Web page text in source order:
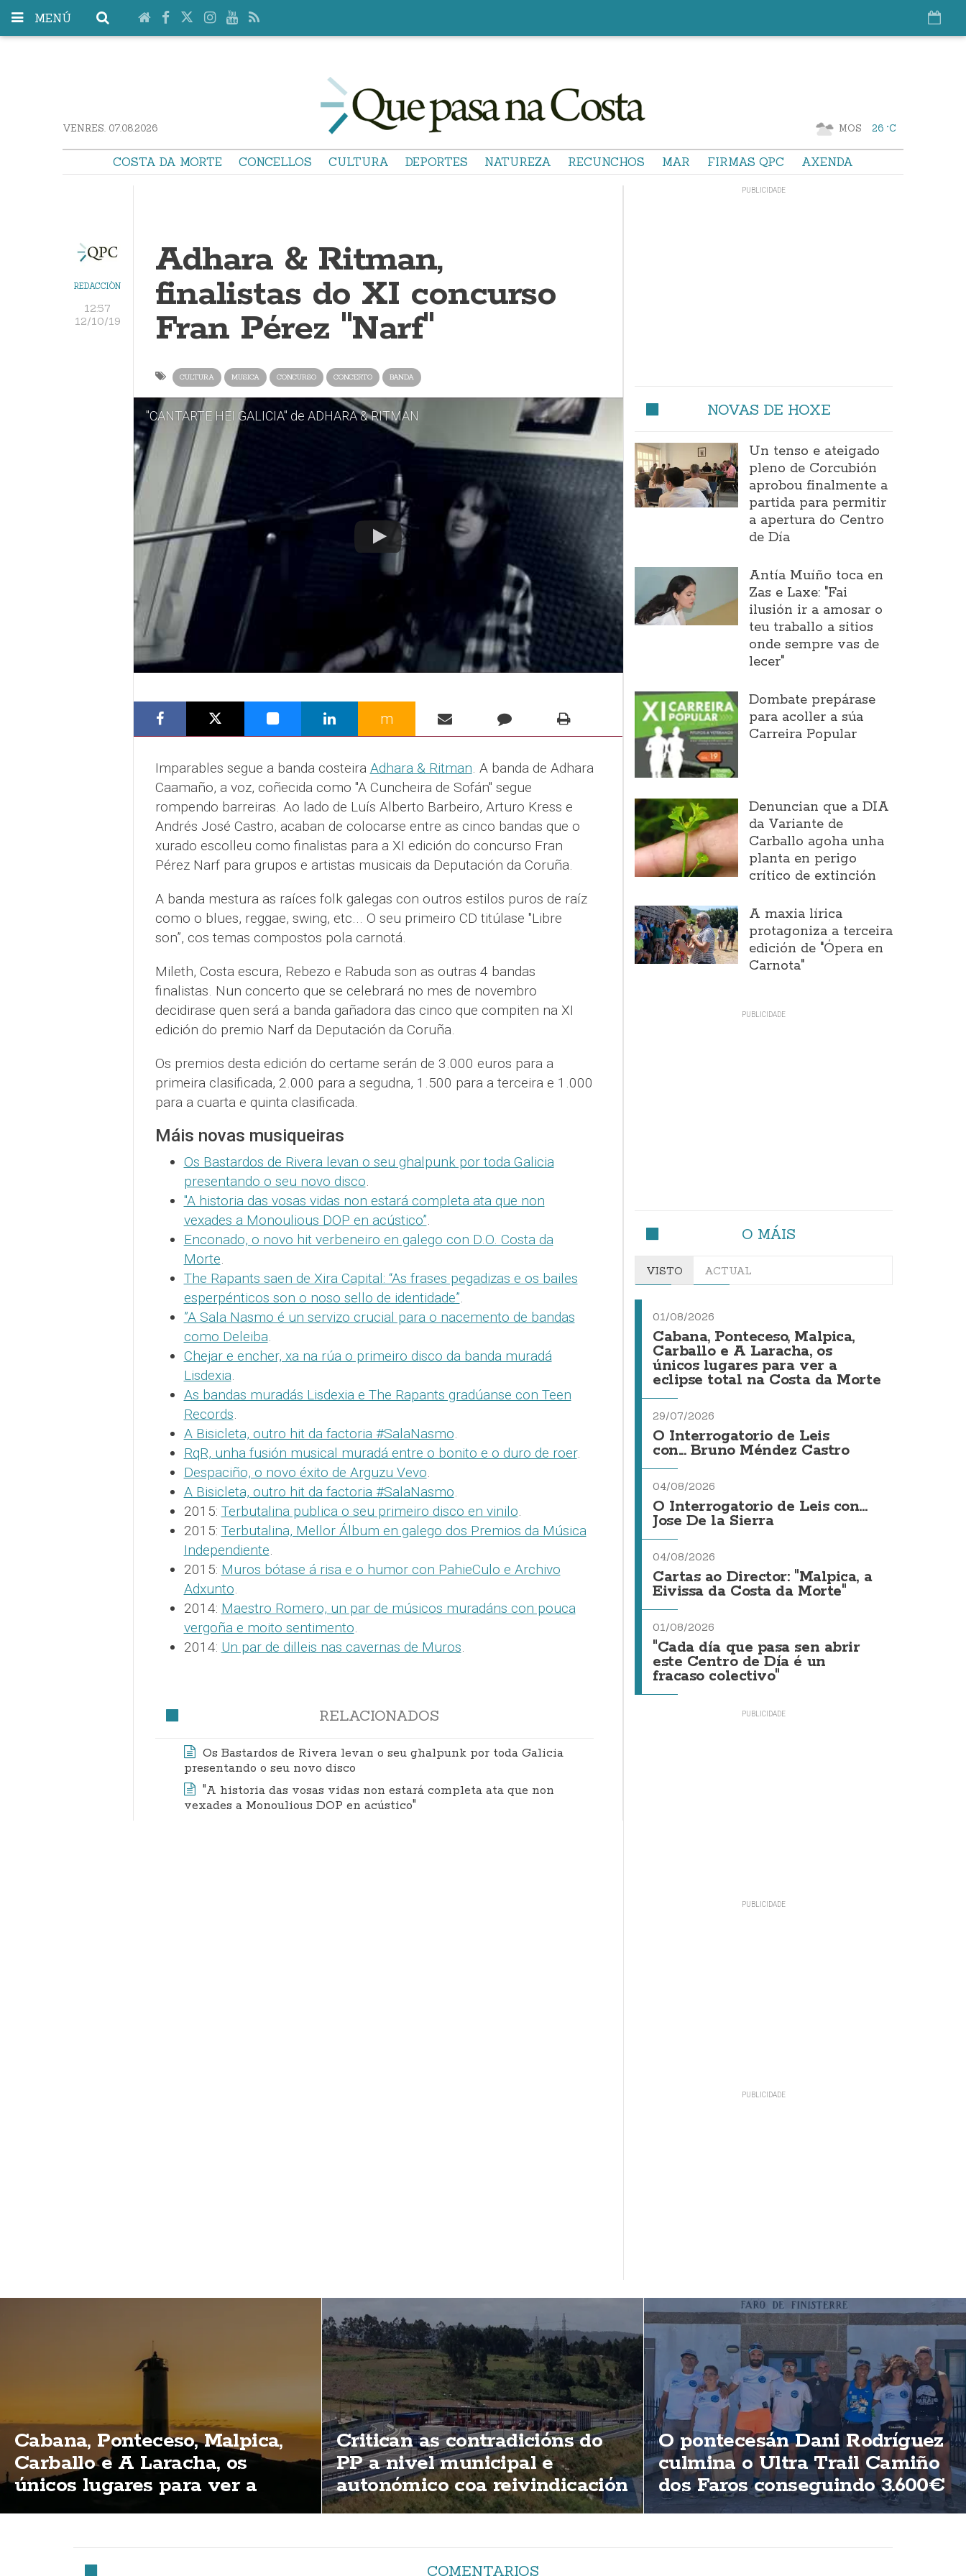
MENÚ
VENRES. 07.08.2026 MOS 26 °C
COSTA DA MORTE CONCELLOS CULTURA DEPORTES NATUREZA RECUNCHOS MAR FIRMAS QPC AXENDA
REDACCIÓN
12:57
12/10/19
Adhara & Ritman,
finalistas do XI concurso
Fran Pérez "Narf"
CULTURA MUSICA CONCURSO CONCERTO BANDA
"CANTARTE HEI GALICIA" de ADHARA & RITMAN
m
Imparables segue a banda costeira Adhara & Ritman. A banda de Adhara
Caamaño, a voz, coñecida como "A Cuncheira de Sofán" segue
rompendo barreiras. Ao lado de Luís Alberto Barbeiro, Arturo Kress e
Andrés José Castro, acaban de colocarse entre as cinco bandas que o
xurado escolleu como finalistas para a XI edición do concurso Fran
Pérez Narf para grupos e artistas musicais da Deputación da Coruña.
A banda mestura as raíces folk galegas con outros estilos puros de raíz
como o blues, reggae, swing, etc... O seu primeiro CD titúlase "Libre
son”, cos temas compostos pola carnotá.
Mileth, Costa escura, Rebezo e Rabuda son as outras 4 bandas
finalistas. Nun concerto que se celebrará no mes de novembro
decidirase quen será a banda gañadora das cinco que compiten na XI
edición do premio Narf da Deputación da Coruña.
Os premios desta edición do certame serán de 3.000 euros para a
primeira clasificada, 2.000 para a segudna, 1.500 para a terceira e 1.000
para a cuarta e quinta clasificada.
Máis novas musiqueiras
Os Bastardos de Rivera levan o seu ghalpunk por toda Galicia
presentando o seu novo disco.
"A historia das vosas vidas non estará completa ata que non
vexades a Monoulious DOP en acústico”.
Enconado, o novo hit verbeneiro en galego con D.O. Costa da
Morte.
The Rapants saen de Xira Capital: “As frases pegadizas e os bailes
esperpénticos son o noso sello de identidade”.
”A Sala Nasmo é un servizo crucial para o nacemento de bandas
como Deleiba.
Chejar e encher, xa na rúa o primeiro disco da banda muradá
Lisdexia.
As bandas muradás Lisdexia e The Rapants gradúanse con Teen
Records.
A Bisicleta, outro hit da factoria #SalaNasmo.
RqR, unha fusión musical muradá entre o bonito e o duro de roer.
Despaciño, o novo éxito de Arguzu Vevo.
A Bisicleta, outro hit da factoria #SalaNasmo.
2015: Terbutalina publica o seu primeiro disco en vinilo.
2015: Terbutalina, Mellor Álbum en galego dos Premios da Música
Independiente.
2015: Muros bótase á risa e o humor con PahieCulo e Archivo
Adxunto.
2014: Maestro Romero, un par de músicos muradáns con pouca
vergoña e moito sentimento.
2014: Un par de dilleis nas cavernas de Muros.
RELACIONADOS
Os Bastardos de Rivera levan o seu ghalpunk por toda Galicia
presentando o seu novo disco
"A historia das vosas vidas non estará completa ata que non
vexades a Monoulious DOP en acústico"
NOVAS DE HOXE
Un tenso e ateigado
pleno de Corcubión
aprobou finalmente a
partida para permitir
a apertura do Centro
de Día
Antía Muíño toca en
Zas e Laxe: "Fai
ilusión ir a amosar o
teu traballo a sitios
onde sempre vas de
lecer"
Dombate prepárase
para acoller a súa
Carreira Popular
Denuncian que a DIA
da Variante de
Carballo agoha unha
planta en perigo
crítico de extinción
A maxia lírica
protagoniza a terceira
edición de "Ópera en
Carnota"
O MÁIS
VISTO ACTUAL
01/08/2026
Cabana, Ponteceso, Malpica,
Carballo e A Laracha, os
únicos lugares para ver a
eclipse total na Costa da Morte
29/07/2026
O Interrogatorio de Leis
con... Bruno Méndez Castro
04/08/2026
O Interrogatorio de Leis con...
Jose De la Sierra
04/08/2026
Cartas ao Director: "Malpica, a
Eivissa da Costa da Morte"
01/08/2026
"Cada día que pasa sen abrir
este Centro de Día é un
fracaso colectivo"
Cabana, Ponteceso, Malpica,
Carballo e A Laracha, os
únicos lugares para ver a
eclipse total na Costa da
Critican as contradicións do
PP a nivel municipal e
autonómico coa reivindicación
de elimininación das peaxes
O pontecesán Dani Rodríguez
culmina o Ultra Trail Camiño
dos Faros conseguindo 3.600€
para ASFEGA
COMENTARIOS